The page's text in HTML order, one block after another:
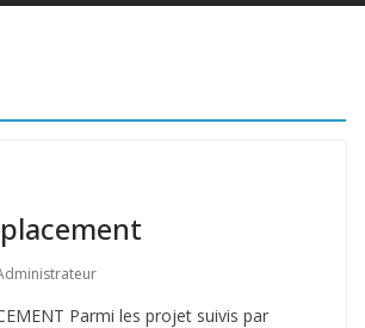
Parmi les projet suivis par